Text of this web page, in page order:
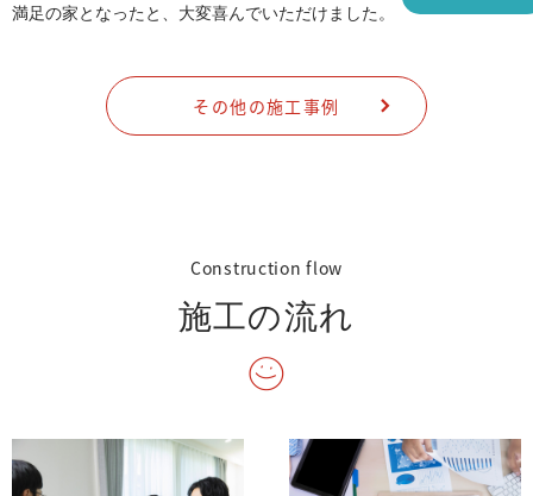
満足の家となったと、大変喜んでいただけました。
その他の施工事例
Construction flow
施工の流れ